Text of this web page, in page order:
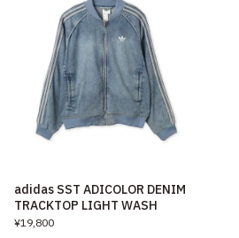
adidas SST ADICOLOR DENIM
TRACKTOP LIGHT WASH
¥19,800